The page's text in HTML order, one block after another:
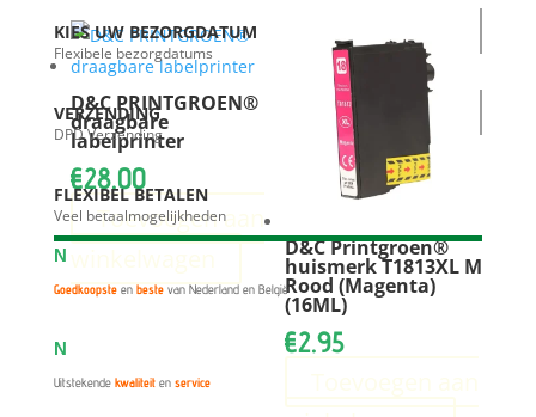
KIES UW BEZORGDATUM
Flexibele bezorgdatums
VERZENDING
DPD Verzending
FLEXIBEL BETALEN
Veel betaalmogelijkheden
N
Goedkoopsteen bestevan Nederland en België
N
Uitstekendekwaliteiten service
D&C PRINTGROEN®
draagbare
labelprinter
€28.00
Toevoegen aan
D&C Printgroen®
huismerk T1813XL M
Rood (Magenta)
(16ML)
€2.95